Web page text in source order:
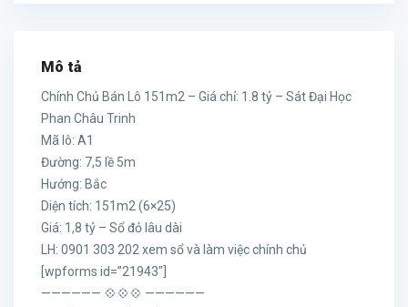
Mô tả
Chính Chủ Bán Lô 151m2 – Giá chỉ: 1.8 tỷ – Sát Đại Học
Phan Châu Trinh
Mã lô: A1
Đường: 7,5 lề 5m
Hướng: Bắc
Diện tích: 151m2 (6×25)
Giá: 1,8 tỷ – Sổ đỏ lâu dài
LH: 0901 303 202 xem sổ và làm việc chính chủ
[wpforms id=”21943″]
—————— 💠💠💠 ——————